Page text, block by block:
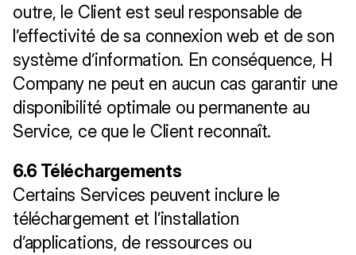
outre, le Client est seul responsable de
l’effectivité de sa connexion web et de son
système d’information. En conséquence, H
Company ne peut en aucun cas garantir une
disponibilité optimale ou permanente au
Service, ce que le Client reconnaît.
6.6 Téléchargements
Certains Services peuvent inclure le
téléchargement et l’installation
d’applications, de ressources ou